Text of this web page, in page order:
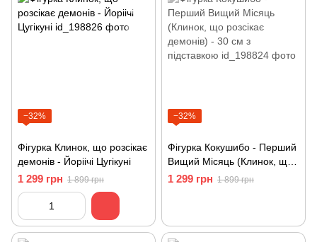
−32%
Фігурка Клинок, що розсікає
демонів - Йоріічі Цугікуні
1 299 грн 1 899 грн
−32%
Фігурка Кокушибо - Перший
Вищий Місяць (Клинок, що
розсікає демонів) - 30 см з
1 299 грн 1 899 грн